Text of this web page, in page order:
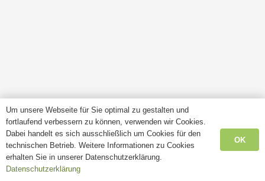
Um unsere Webseite für Sie optimal zu gestalten und
fortlaufend verbessern zu können, verwenden wir Cookies.
Dabei handelt es sich ausschließlich um Cookies für den
technischen Betrieb. Weitere Informationen zu Cookies
erhalten Sie in unserer Datenschutzerklärung.
Datenschutzerklärung
OK